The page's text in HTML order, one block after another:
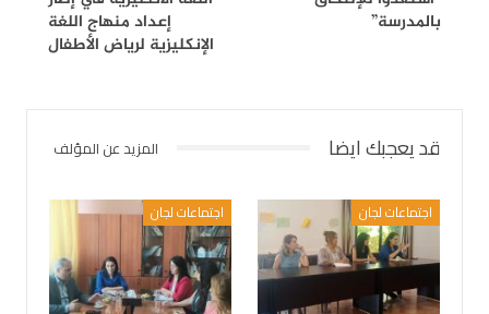
بالمدرسة”
إعداد منهاج اللغة
الإنكليزية لرياض الأطفال
قد يعجبك ايضا المزيد عن المؤلف
اجتماعات لجان اجتماعات لجان